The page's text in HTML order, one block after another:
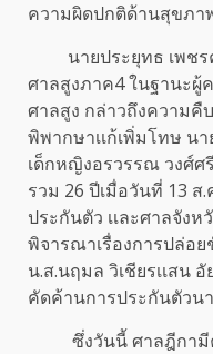
ความผิดปกติด้านสุขภา
นายประยุทธ เพชร
ศาลสูงภาค4 ในฐานะ
ศาลสูง กล่าวถึงความ
พิพากษาเเก้เพิ่มโทษ น
เด็กหญิงอรวรรณ วงศ์ศ
รวม 26 ปีเมื่อวันที่ 13 ส
ประกันตัว เเละศาลจัง
พิจารณาเรื่องการปล่อ
น.ส.นฤมล วิเชียรเเสน
คัดค้านการประกันตัวน
ซึ่งวันนี้ ศาลฎีกามีค